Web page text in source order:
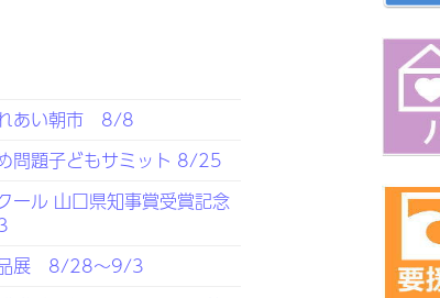
あい朝市 8/8
問題子どもサミット 8/25
ール 山口県知事賞受賞記念
品展 8/28～9/3